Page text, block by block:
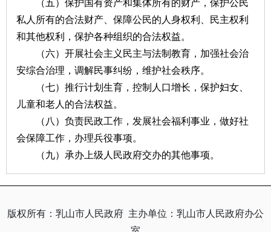
（五）保护国有资产和集体所有的财产，保护公民
私人所有的合法财产、保障公民的人身权利、民主权利
和其他权利，保护各种组织的合法权益。
（六）开展社会主义民主与法制教育，加强社会治
安综合治理，调解民事纠纷，维护社会秩序。
（七）推行计划生育，控制人口增长，保护妇女、
儿童和老人的合法权益。
（八）负责民政工作，发展社会福利事业，做好社
会保障工作，办理兵役事项。
（九）承办上级人民政府交办的其他事项。
版权所有：乳山市人民政府 主办单位：乳山市人民政府办公